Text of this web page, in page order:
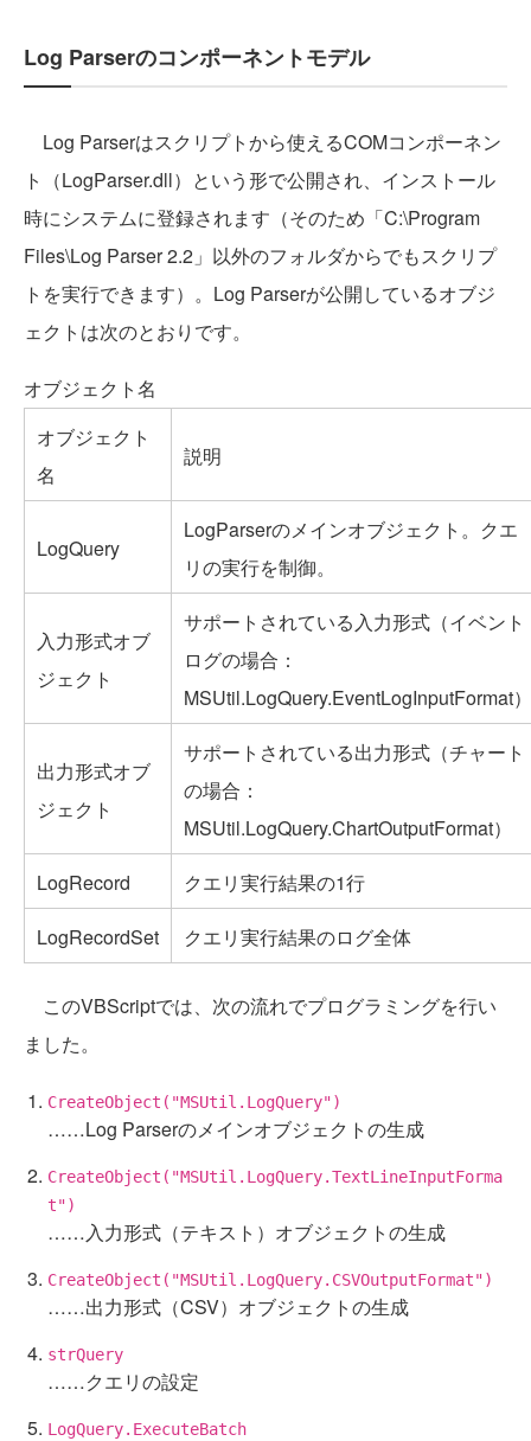
Log Parserのコンポーネントモデル
Log Parserはスクリプトから使えるCOMコンポーネン
ト（LogParser.dll）という形で公開され、インストール
時にシステムに登録されます（そのため「C:\Program
Files\Log Parser 2.2」以外のフォルダからでもスクリプ
トを実行できます）。Log Parserが公開しているオブジ
ェクトは次のとおりです。
オブジェクト名
オブジェクト
名
説明
LogQuery
LogParserのメインオブジェクト。クエ
リの実行を制御。
入力形式オブ
ジェクト
サポートされている入力形式（イベント
ログの場合：
MSUtil.LogQuery.EventLogInputFormat）
出力形式オブ
ジェクト
サポートされている出力形式（チャート
の場合：
MSUtil.LogQuery.ChartOutputFormat）
LogRecord
クエリ実行結果の1行
LogRecordSet
クエリ実行結果のログ全体
このVBScriptでは、次の流れでプログラミングを行い
ました。
CreateObject("MSUtil.LogQuery")
……Log Parserのメインオブジェクトの生成
CreateObject("MSUtil.LogQuery.TextLineInputForma
t")
……入力形式（テキスト）オブジェクトの生成
CreateObject("MSUtil.LogQuery.CSVOutputFormat")
……出力形式（CSV）オブジェクトの生成
strQuery
……クエリの設定
LogQuery.ExecuteBatch